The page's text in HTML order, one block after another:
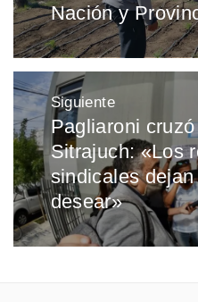
Nación y
Siguiente
Entrada
siguiente:
Pagliaroni
Sitrajuch: «Los
sindicales
desear»